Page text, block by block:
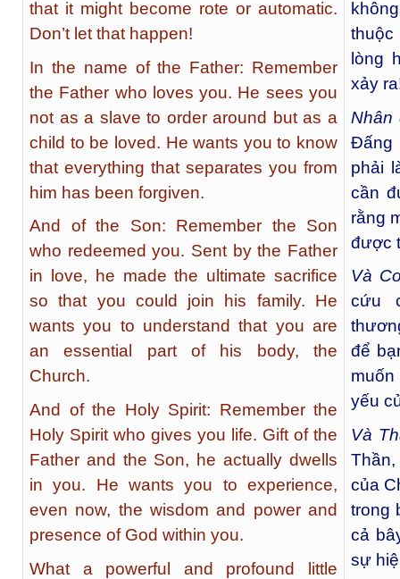
that it might become rote or automatic.
Don’t let that happen!
In the name of the Father: Remember
the Father who loves you. He sees you
not as a slave to order around but as a
child to be loved. He wants you to know
that everything that separates you from
him has been forgiven.
And of the Son: Remember the Son
who redeemed you. Sent by the Father
in love, he made the ultimate sacrifice
so that you could join his family. He
wants you to understand that you are
an essential part of his body, the
Church.
And of the Holy Spirit: Remember the
Holy Spirit who gives you life. Gift of the
Father and the Son, he actually dwells
in you. He wants you to experience,
even now, the wisdom and power and
presence of God within you.
What a powerful and profound little
lòng
xảy
Nhân
Đấng
phải
cần
rằng
được
Và
cứu
để
yếu
Và
của
trong
cả
sự